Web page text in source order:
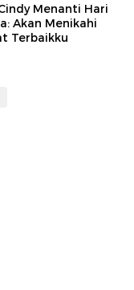
Menanti Hari
Akan Menikahi
Terbaikku